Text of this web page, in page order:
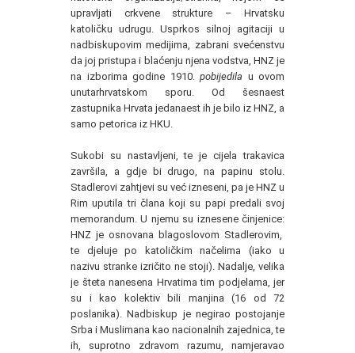
upravljati crkvene strukture – Hrvatsku
katoličku udrugu. Usprkos silnoj agitaciji u
nadbiskupovim medijima, zabrani svećenstvu
da joj pristupa i blaćenju njena vodstva, HNZ je
na izborima godine 1910. pobijedila u ovom
unutarhrvatskom sporu. Od šesnaest
zastupnika Hrvata jedanaest ih je bilo iz HNZ, a
samo petorica iz HKU.
Sukobi su nastavljeni, te je cijela trakavica
završila, a gdje bi drugo, na papinu stolu.
Stadlerovi zahtjevi su već izneseni, pa je HNZ u
Rim uputila tri člana koji su papi predali svoj
memorandum. U njemu su iznesene činjenice:
HNZ je osnovana blagoslovom Stadlerovim,
te djeluje po katoličkim načelima (iako u
nazivu stranke izričito ne stoji). Nadalje, velika
je šteta nanesena Hrvatima tim podjelama, jer
su i kao kolektiv bili manjina (16 od 72
poslanika). Nadbiskup je negirao postojanje
Srba i Muslimana kao nacionalnih zajednica, te
ih, suprotno zdravom razumu, namjeravao